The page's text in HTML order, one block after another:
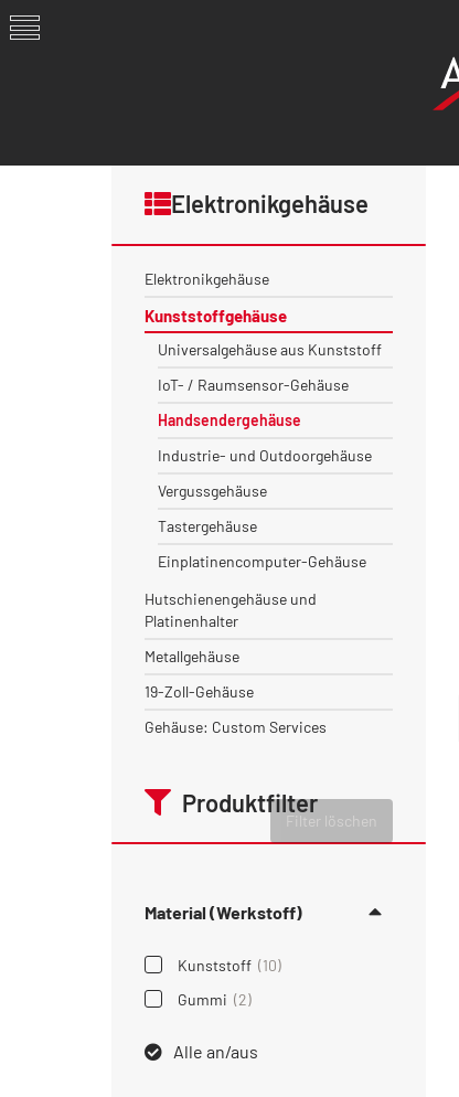
Elektronikgehäuse
Elektronikgehäuse
Kunststoffgehäuse
Universalgehäuse aus Kunststoff
IoT- / Raumsensor-Gehäuse
Handsendergehäuse
Industrie- und Outdoorgehäuse
Vergussgehäuse
Tastergehäuse
Einplatinencomputer-Gehäuse
Hutschienengehäuse und
Platinenhalter
Metallgehäuse
19-Zoll-Gehäuse
Gehäuse: Custom Services
Produktfilter
Filter löschen
Material (Werkstoff)
Kunststoff (10)
Gummi (2)
Alle an/aus